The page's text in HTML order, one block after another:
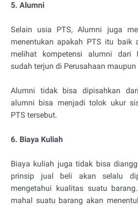
5. Alumni
Selain usia PTS, Alumni juga
menentukan apakah PTS itu baik
melihat kompetensi alumni dari
sudah terjun di Perusahaan
Alumni tidak bisa dipisahkan
alumni bisa menjadi tolok ukur
PTS tersebut.
6. Biaya Kuliah
Biaya kuliah juga tidak bisa
prinsip jual beli akan selalu
mengetahui kualitas suatu
mahal suatu barang akan